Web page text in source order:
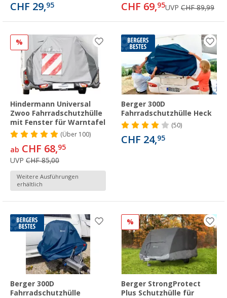
CHF 29,95 CHF 69,95UVP CHF 89,99
%
Hindermann Universal
Zwoo Fahrradschutzhülle
mit Fenster für Warntafel
(Über100)
ab CHF 68,95
UVP CHF 85,00
Weitere Ausführungen
erhältlich
Berger 300D
Fahrradschutzhülle Heck
(50)
CHF 24,95
Berger 300D
Fahrradschutzhülle
%
Berger StrongProtect
Plus Schutzhülle für